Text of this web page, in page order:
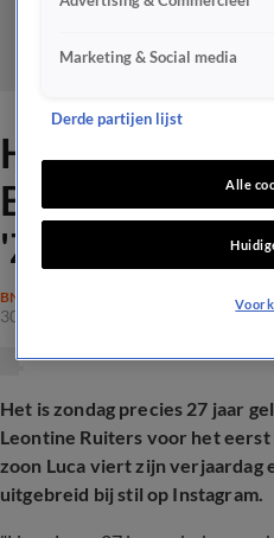
Heuglijke dag
Borsato en
'Zo trots'
BN'ERS
30 nov 2025, 16:07
Het is zondag precies 27 jaar
Leontine Ruiters voor het
zoon Luca viert zijn verjaardag
uitgebreid bij stil op Instagram.
Marketing & Social media
Derde partijen lijst
Alle